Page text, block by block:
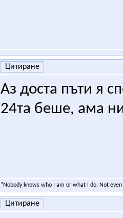
Цитиране
Аз доста пъти я
24та беше, ама
"Nobody knows who I am or what I do. Not
Цитиране